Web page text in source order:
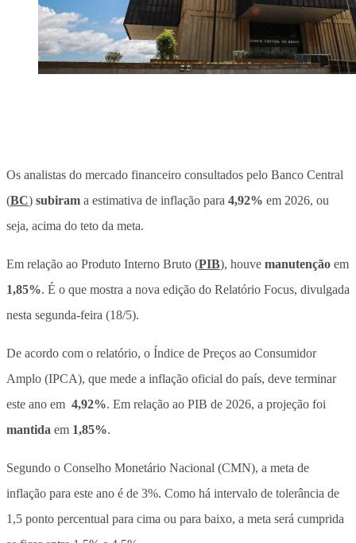
Os analistas do mercado financeiro consultados pelo Banco Central
(BC) subiram a estimativa de inflação para 4,92% em 2026, ou
seja, acima do teto da meta.
Em relação ao Produto Interno Bruto (PIB), houve manutenção em
1,85%. É o que mostra a nova edição do Relatório Focus, divulgada
nesta segunda-feira (18/5).
De acordo com o relatório, o Índice de Preços ao Consumidor
Amplo (IPCA), que mede a inflação oficial do país, deve terminar
este ano em 4,92%. Em relação ao PIB de 2026, a projeção foi
mantida em 1,85%.
Segundo o Conselho Monetário Nacional (CMN), a meta de
inflação para este ano é de 3%. Como há intervalo de tolerância de
1,5 ponto percentual para cima ou para baixo, a meta será cumprida